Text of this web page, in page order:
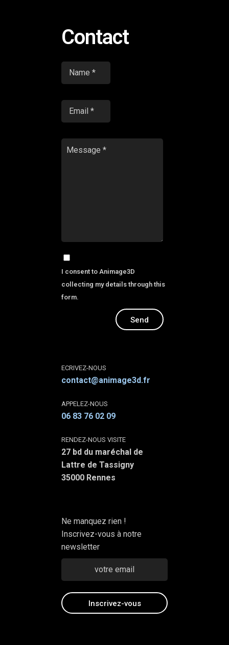
Contact
I consent to Animage3D
collecting my details through this
form.
ECRIVEZ-NOUS
contact@animage3d.fr
APPELEZ-NOUS
06 83 76 02 09
RENDEZ-NOUS VISITE
27 bd du maréchal de
Lattre de Tassigny
35000 Rennes
Ne manquez rien !
Inscrivez-vous à notre
newsletter